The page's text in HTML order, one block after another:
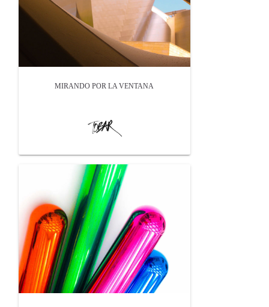
MIRANDO POR LA VENTANA